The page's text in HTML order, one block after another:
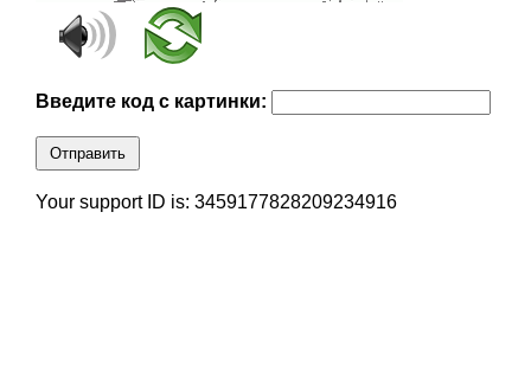
Введите код с картинки:
Отправить
Your support ID is: 3459177828209234916